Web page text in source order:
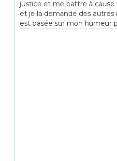
justice et me battre à cause
et je la demande des autres
est basée sur mon humeur